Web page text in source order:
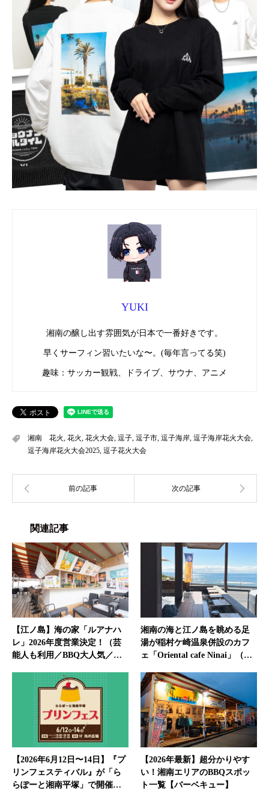
YUKI
湘南の醸し出す雰囲気が日本で一番好きです。
早くサーフィン習いたいな〜。(毎年言ってる笑)
趣味：サッカー観戦、ドライブ、サウナ、アニメ
湘南 花火, 花火, 花火大会, 逗子, 逗子市, 逗子海岸, 逗子海岸花火大会,
逗子海岸花火大会2025, 逗子花火大会
関連記事
【江ノ島】海の家「ルアナハ
レ」2026年度営業決定！（芸
能人も利用／BBQ大人気／…
湘南の海と江ノ島を眺める足
湯が稲村ケ崎温泉併設のカフ
ェ「Oriental cafe Ninai」（…
【2026年6月12日〜14日】『プ
リンフェスティバル』が「ら
らぽーと湘南平塚」で開催…
【2026年最新】超分かりやす
い！湘南エリアのBBQスポッ
ト一覧【バーベキュー】